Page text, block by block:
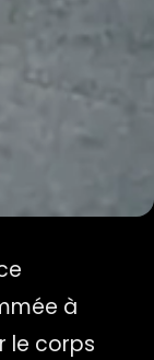
à
le corps